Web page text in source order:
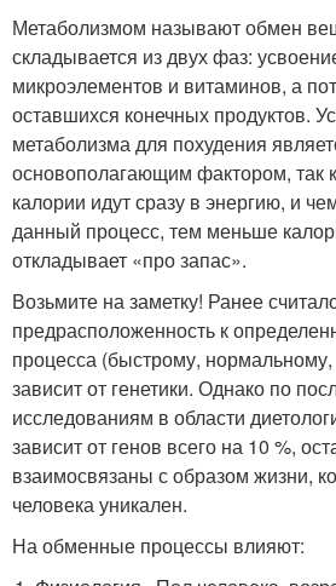
Метаболизмом называют обмен
складывается из двух фаз:
микроэлементов и витаминов, а
оставшихся конечных продуктов.
метаболизма для похудения
основополагающим фактором, так
калории идут сразу в энергию, и
данный процесс, тем меньше
откладывает «про запас».
Возьмите на заметку! Ранее
предрасположенность к
процесса (быстрому,
зависит от генетики. Однако по
исследованиям в области
зависит от генов всего на 10 %,
взаимосвязаны с образом жизни,
человека уникален.
На обменные процессы влияют: